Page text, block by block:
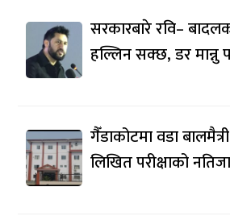
सरकारबारे रवि–
हल्लिन सक्छ, डर मान्नु
गैँडाकोटमा वडा
लिखित परीक्षाको